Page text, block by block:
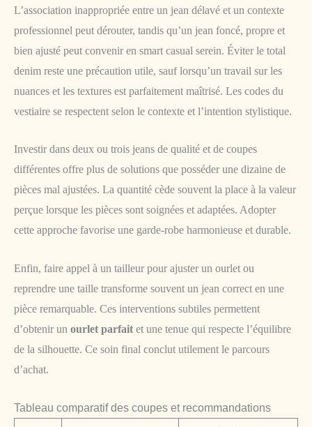
L’association inappropriée entre un jean délavé et un contexte
professionnel peut dérouter, tandis qu’un jean foncé, propre et
bien ajusté peut convenir en smart casual serein. Éviter le total
denim reste une précaution utile, sauf lorsqu’un travail sur les
nuances et les textures est parfaitement maîtrisé. Les codes du
vestiaire se respectent selon le contexte et l’intention stylistique.
Investir dans deux ou trois jeans de qualité et de coupes
différentes offre plus de solutions que posséder une dizaine de
pièces mal ajustées. La quantité cède souvent la place à la valeur
perçue lorsque les pièces sont soignées et adaptées. Adopter
cette approche favorise une garde-robe harmonieuse et durable.
Enfin, faire appel à un tailleur pour ajuster un ourlet ou
reprendre une taille transforme souvent un jean correct en une
pièce remarquable. Ces interventions subtiles permettent
d’obtenir un ourlet parfait et une tenue qui respecte l’équilibre
de la silhouette. Ce soin final conclut utilement le parcours
d’achat.
Tableau comparatif des coupes et recommandations